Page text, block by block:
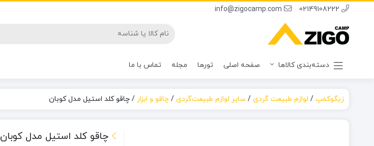
02149108222
info@zigocamp.com
دسته‌بندی کالاها صفحه اصلی تورها مجله تماس با ما
زیگوکمپ/ لوازم طبیعت گردی/ سایر لوازم طبیعت‌گردی/ چاقو و ابزار / چاقو کلد استیل مدل کوبان
چاقو کلد استیل مدل کوبان